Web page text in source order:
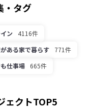
・タグ
ン
4116件
ある家で暮らす
771件
仕事場 665件
ェクトTOP5